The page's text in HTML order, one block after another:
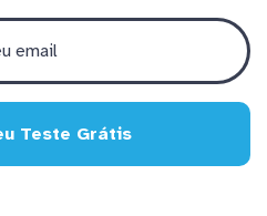
Teste Grátis